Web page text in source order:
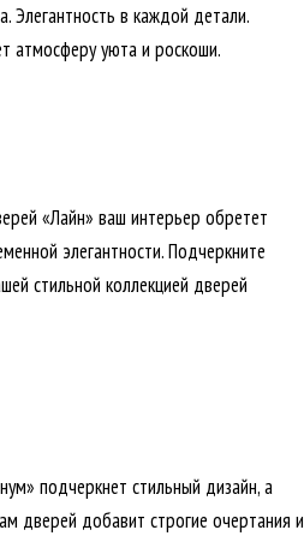
Элегантность в каждой детали.
атмосферу уюта и роскоши.
«Лайн» ваш интерьер обретет
элегантности. Подчеркните
стильной коллекцией дверей
подчеркнет стильный дизайн, а
дверей добавит строгие очертания и